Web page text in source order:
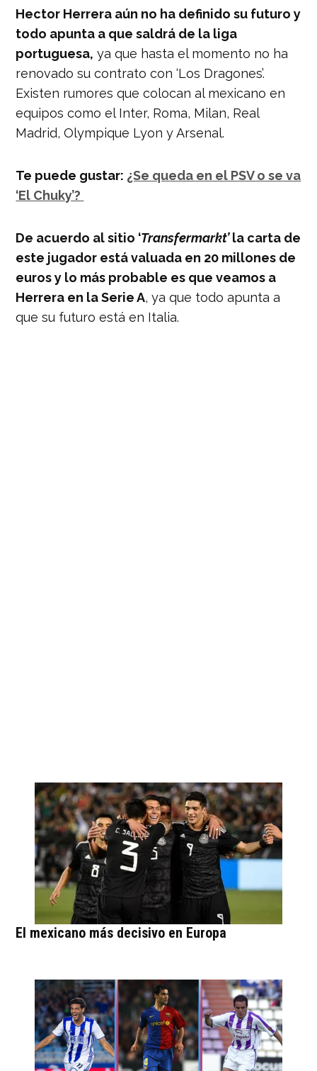
Hector Herrera aún no ha definido su futuro y
todo apunta a que saldrá de la liga
portuguesa, ya que hasta el momento no ha
renovado su contrato con ‘Los Dragones’.
Existen rumores que colocan al mexicano en
equipos como el Inter, Roma, Milan, Real
Madrid, Olympique Lyon y Arsenal.
Te puede gustar: ¿Se queda en el PSV o se va
‘El Chuky’?
De acuerdo al sitio ‘Transfermarkt’la carta de
este jugador está valuada en 20 millones de
euros y lo más probable es que veamos a
Herrera en la Serie A, ya que todo apunta a
que su futuro está en Italia.
El mexicano más decisivo en Europa